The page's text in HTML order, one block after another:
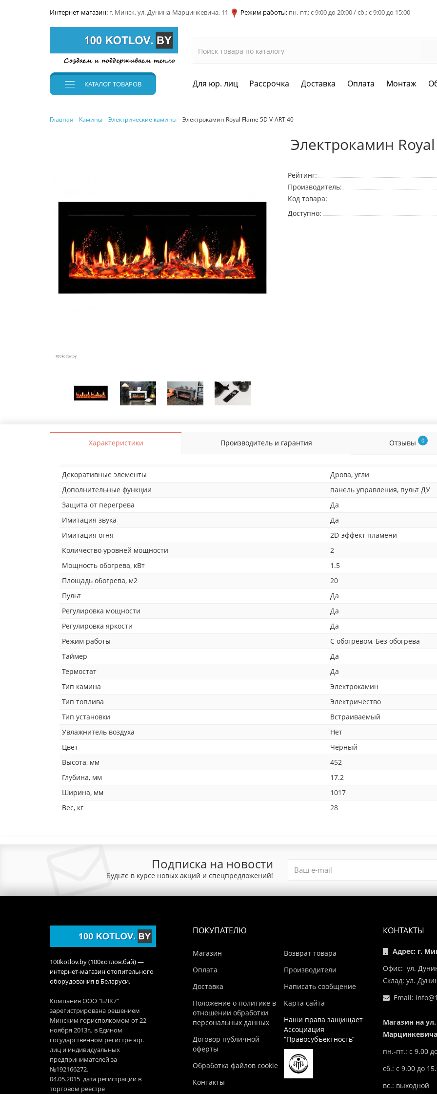
Интернет-магазин: г. Минск, ул. Дунина-Марцинкевича, 11 Режим работы: пн.-пт.: с 9:00 до 20:00 / сб.: с 9:00 до 15:00
КАТАЛОГТОВАРОВ Для юр. лиц Рассрочка Доставка Оплата Монтаж
Главная Камины Электрические камины Электрокамин Royal Flame 5D V-ART 40
Электрокамин
Рейтинг:
Производитель:
Код товара:
Доступно:
Характеристики Производитель и гарантия Отзывы 0
Декоративные элементы
Дрова, угли
Дополнительные функции
панель управления, пульт ДУ
Защита от перегрева
Да
Имитация звука
Да
Имитация огня
2D-эффект пламени
Количество уровней мощности
2
Мощность обогрева, кВт
1.5
Площадь обогрева, м2
20
Пульт
Да
Регулировка мощности
Да
Регулировка яркости
Да
Режим работы
С обогревом, Без обогрева
Таймер
Да
Термостат
Да
Тип камина
Электрокамин
Тип топлива
Электричество
Тип установки
Встраиваемый
Увлажнитель воздуха
Нет
Цвет
Черный
Высота, мм
452
Глубина, мм
17.2
Ширина, мм
1017
Вес, кг
28
Подписка на новости
Будьте в курсе новых акций и спецпредложений!
100kotlov.by (100котлов.бай) —
интернет-магазин отопительного
оборудования в Беларуси.
Компания ООО "БЛК7"
зарегистрирована решением
Минским горисполкомом от 22
ноября 2013г., в Едином
государственном регистре юр.
лиц и индивидуальных
предпринимателей за
№192166272.
04.05.2015 дата регистрации в
торговом реестре
ПОКУПАТЕЛЮ
Магазин
Оплата
Доставка
Положение о политике в
отношении обработки
персональных данных
Договор публичной
оферты
Обработка файлов cookie
Контакты
Возврат товара
Производители
Написать сообщение
Карта сайта
Наши права защищает
Ассоциация
“Правосубъектность”
КОНТАКТЫ
Адрес: г.
Офис: ул.
Склад: ул.
Email:
Магазин на
пн.-пт.: с 9.00
сб.: с 9.00 до
вс.: выходной